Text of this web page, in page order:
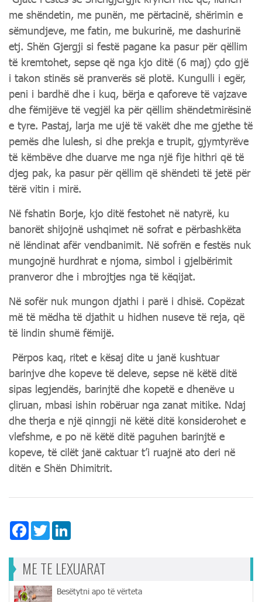
me shëndetin, me punën, me përtacinë, shërimin e
sëmundjeve, me fatin, me bukurinë, me dashurinë
etj. Shën Gjergji si festë pagane ka pasur për qëllim
të kremtohet, sepse që nga kjo ditë (6 maj) çdo gjë
i takon stinës së pranverës së plotë. Kungulli i egër,
peni i bardhë dhe i kuq, bërja e qaforeve të vajzave
dhe fëmijëve të vegjël ka për qëllim shëndetmirësinë
e tyre. Pastaj, larja me ujë të vakët dhe me gjethe të
pemës dhe lulesh, si dhe prekja e trupit, gjymtyrëve
të këmbëve dhe duarve me nga një fije hithri që të
djeg pak, ka pasur për qëllim që shëndeti të jetë për
tërë vitin i mirë.
Në fshatin Borje, kjo ditë festohet në natyrë, ku
banorët shijojnë ushqimet në sofrat e përbashkëta
në lëndinat afër vendbanimit. Në sofrën e festës nuk
mungojnë hurdhrat e njoma, simbol i gjelbërimit
pranveror dhe i mbrojtjes nga të këqijat.
Në sofër nuk mungon djathi i parë i dhisë. Copëzat
më të mëdha të djathit u hidhen nuseve të reja, që
të lindin shumë fëmijë.
Përpos kaq, ritet e kësaj dite u janë kushtuar
barinjve dhe kopeve të deleve, sepse në këtë ditë
sipas legjendës, barinjtë dhe kopetë e dhenëve u
çliruan, mbasi ishin robëruar nga zanat mitike. Ndaj
dhe therja e një qinngji në këtë ditë konsiderohet e
vlefshme, e po në këtë ditë paguhen barinjtë e
kopeve, të cilët janë caktuar t’i ruajnë ato deri në
ditën e Shën Dhimitrit.
FacebookTwitter
ME TE LEXUARAT
Besëtytni apo të vërteta